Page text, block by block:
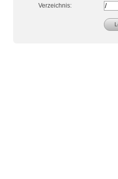
Verzeichnis: